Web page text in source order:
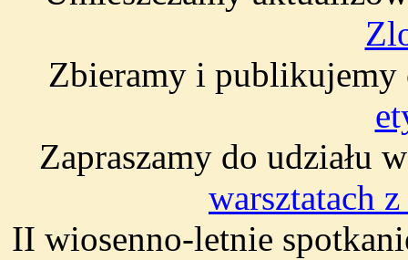
Zbieramy i
Zapraszamy do udziału
warsztatach
II wiosenno-letnie